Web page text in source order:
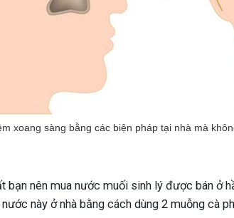
xoang sàng bằng các biện pháp tại nhà mà
bạn nên mua nước muối sinh lý được bán ở
này ở nhà bằng cách dùng 2 muỗng cà